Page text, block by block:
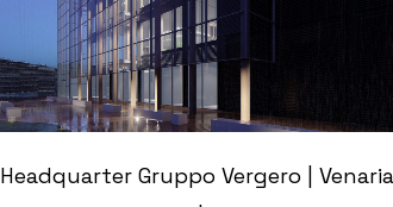
+
Headquarter Gruppo Vergero |